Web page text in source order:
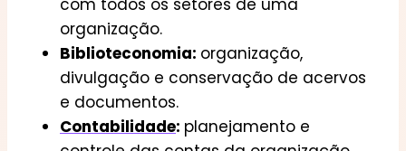
com todos os setores de uma
organização.
Biblioteconomia: organização,
divulgação e conservação de acervos
e documentos.
Contabilidade: planejamento e